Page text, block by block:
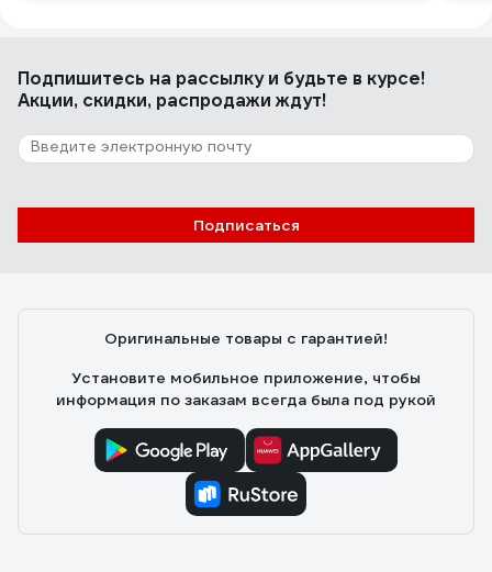
Подпишитесь на рассылкуи будьте в курсе!
Акции, скидки, распродажи ждут!
Подписаться
Оригинальные товары с гарантией!
Установите мобильное приложение, чтобы
информация по заказам всегда была под рукой